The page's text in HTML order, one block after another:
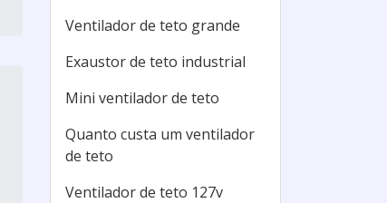
Ventilador de teto grande
Exaustor de teto industrial
Mini ventilador de teto
Quanto custa um ventilador
de teto
Ventilador de teto 127v